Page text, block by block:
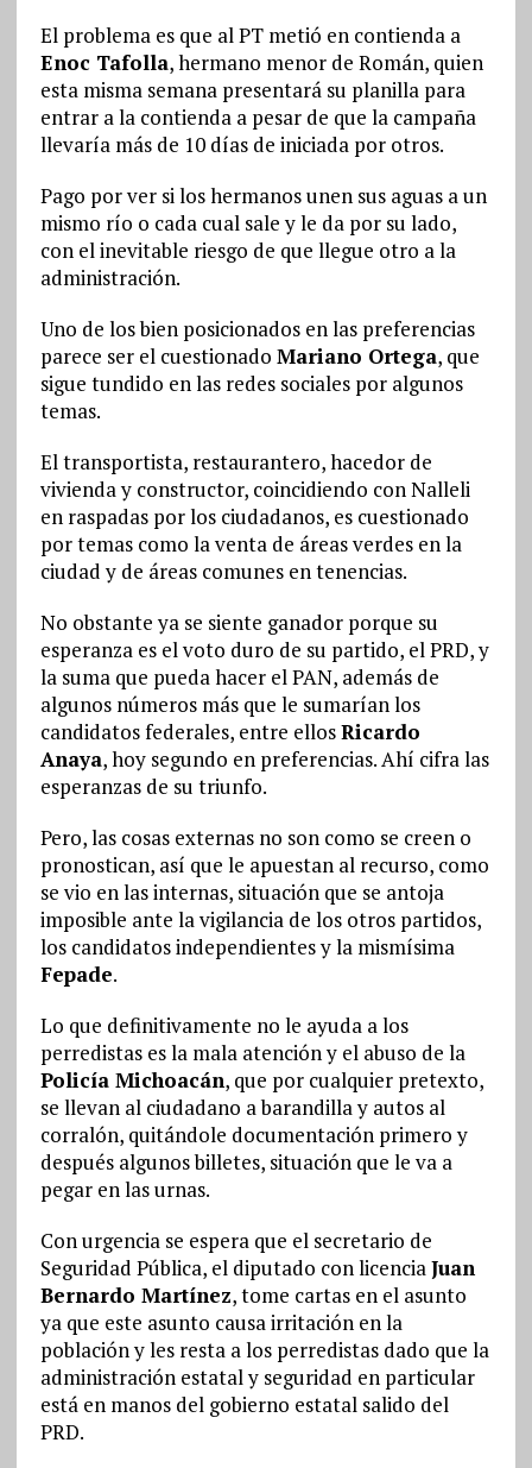
El problema es que al PT metió en contienda a
Enoc Tafolla, hermano menor de Román, quien
esta misma semana presentará su planilla para
entrar a la contienda a pesar de que la campaña
llevaría más de 10 días de iniciada por otros.
Pago por ver si los hermanos unen sus aguas a un
mismo río o cada cual sale y le da por su lado,
con el inevitable riesgo de que llegue otro a la
administración.
Uno de los bien posicionados en las preferencias
parece ser el cuestionado Mariano Ortega, que
sigue tundido en las redes sociales por algunos
temas.
El transportista, restaurantero, hacedor de
vivienda y constructor, coincidiendo con Nalleli
en raspadas por los ciudadanos, es cuestionado
por temas como la venta de áreas verdes en la
ciudad y de áreas comunes en tenencias.
No obstante ya se siente ganador porque su
esperanza es el voto duro de su partido, el PRD, y
la suma que pueda hacer el PAN, además de
algunos números más que le sumarían los
candidatos federales, entre ellosRicardo
Anaya, hoy segundo en preferencias. Ahí cifra las
esperanzas de su triunfo.
Pero, las cosas externas no son como se creen o
pronostican, así que le apuestan al recurso, como
se vio en las internas, situación que se antoja
imposible ante la vigilancia de los otros partidos,
los candidatos independientes y la mismísima
Fepade.
Lo que definitivamente no le ayuda a los
perredistas es la mala atención y el abuso de la
Policía Michoacán, que por cualquier pretexto,
se llevan al ciudadano a barandilla y autos al
corralón, quitándole documentación primero y
después algunos billetes, situación que le va a
pegar en las urnas.
Con urgencia se espera que el secretario de
Seguridad Pública, el diputado con licenciaJuan
Bernardo Martínez, tome cartas en el asunto
ya que este asunto causa irritación en la
población y les resta a los perredistas dado que la
administración estatal y seguridad en particular
está en manos del gobierno estatal salido del
PRD.